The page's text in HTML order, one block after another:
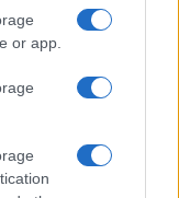
or app.